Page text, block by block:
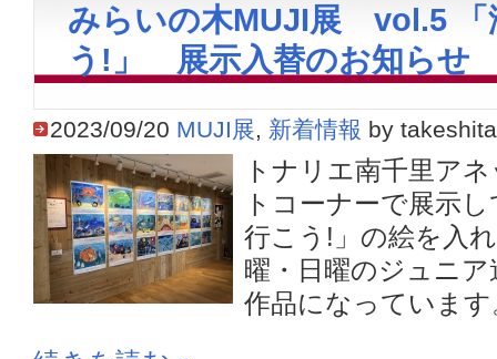
みらいの木MUJI展 vol.5 「
う!」 展示入替のお知らせ
2023/09/20 MUJI展, 新着情報 by takeshita
トナリエ南千里ア
トコーナーで展示
行こう!」の絵を入
曜・日曜のジュニ
作品になっていま